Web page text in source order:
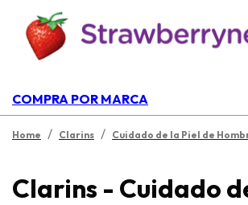
COMPRA POR MARCA
Home / Clarins / Cuidado de la Piel de
Clarins - Cuidado